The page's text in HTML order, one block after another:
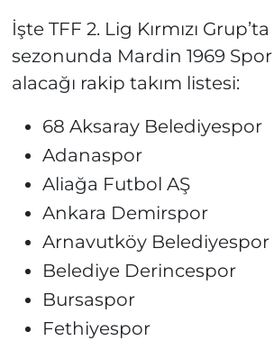
İşte TFF 2. Lig Kırmızı
sezonunda Mardin 1969
alacağı rakip takım listesi:
68 Aksaray Belediyespor
Adanaspor
Aliağa Futbol AŞ
Ankara Demirspor
Arnavutköy Belediyespor
Belediye Derincespor
Bursaspor
Fethiyespor